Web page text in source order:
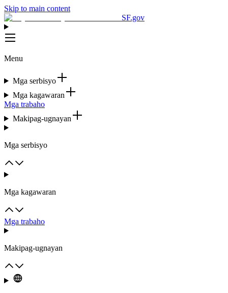
Skip to main content
SF.gov
Menu
Mga serbisyo
Mga kagawaran
Mga trabaho
Makipag-ugnayan
Mga serbisyo
Mga kagawaran
Mga trabaho
Makipag-ugnayan